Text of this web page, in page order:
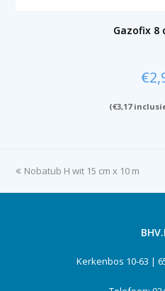
Gazofix 8
€
(€3,17
previous
Nobatub H wit 15 cm x 10 m
Kerkenbos 10-63 |